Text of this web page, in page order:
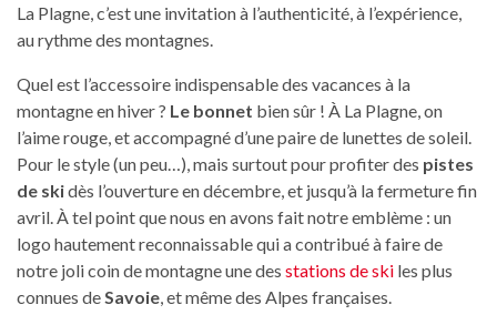
La Plagne, c’est une invitation à l’authenticité, à l’expérience,
au rythme des montagnes.
Quel est l’accessoire indispensable des vacances à la
montagne en hiver ? Le bonnet bien sûr ! À La Plagne, on
l’aime rouge, et accompagné d’une paire de lunettes de soleil.
Pour le style (un peu…), mais surtout pour profiter des pistes
de skidès l’ouverture en décembre, et jusqu’à la fermeture fin
avril. À tel point que nous en avons fait notre emblème : un
logo hautement reconnaissable qui a contribué à faire de
notre joli coin de montagne une des stations de ski les plus
connues de Savoie , et même des Alpes françaises.